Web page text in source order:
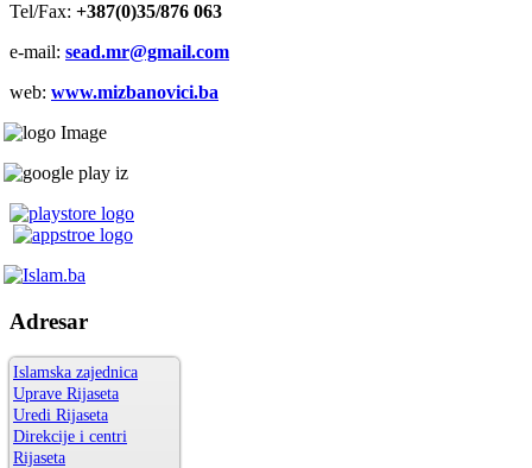
Tel/Fax: +387(0)35/876 063
e-mail: sead.mr@gmail.com
web: www.mizbanovici.ba
Adresar
Islamska zajednica
Uprave Rijaseta
Uredi Rijaseta
Direkcije i centri
Rijaseta